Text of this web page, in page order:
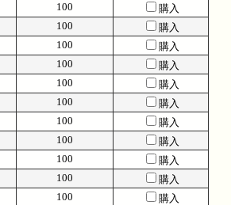
100
購入
100
購入
100
購入
100
購入
100
購入
100
購入
100
購入
100
購入
100
購入
100
購入
100
購入